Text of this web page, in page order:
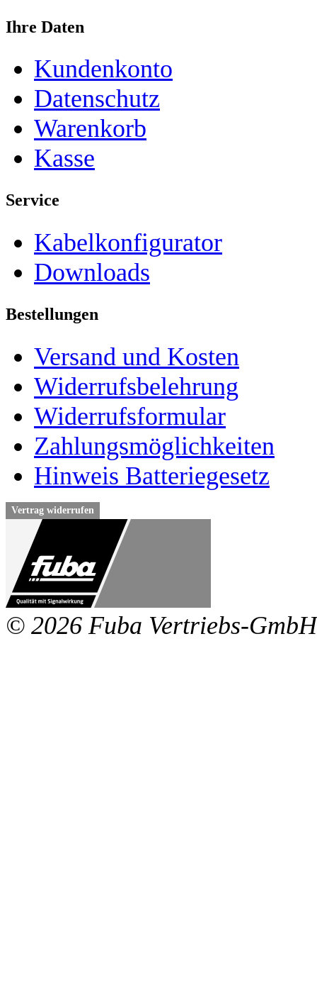
Ihre Daten
Kundenkonto
Datenschutz
Warenkorb
Kasse
Service
Kabelkonfigurator
Downloads
Bestellungen
Versand und Kosten
Widerrufsbelehrung
Widerrufsformular
Zahlungsmöglichkeiten
Hinweis Batteriegesetz
Vertrag widerrufen
© 2026 Fuba Vertriebs-GmbH